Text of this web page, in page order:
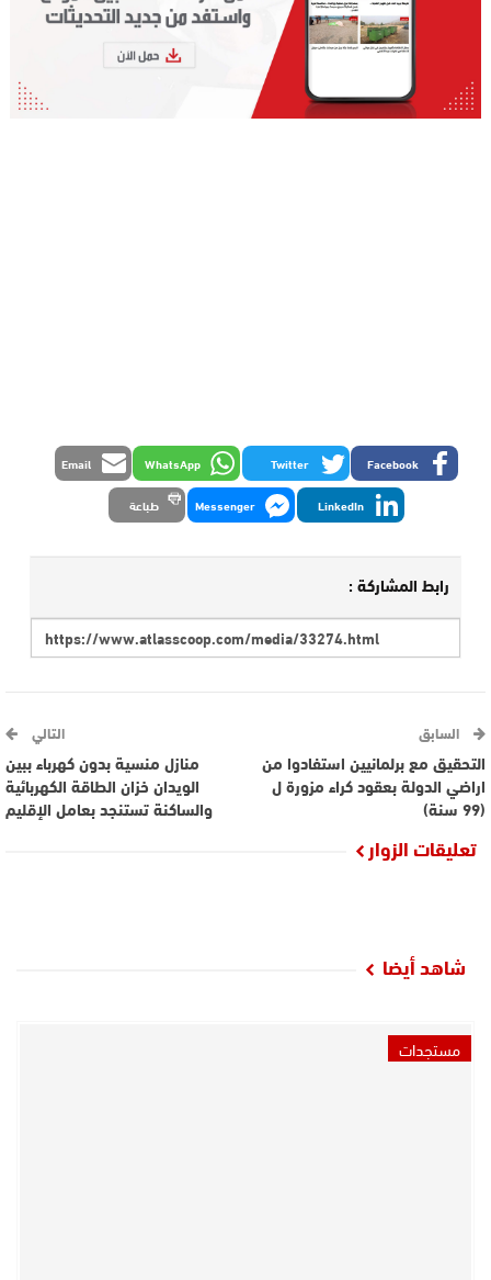
Facebook
Twitter
WhatsApp
Email
LinkedIn
Messenger طباعة
رابط المشاركة :
السابق
التحقيق مع برلمانيين استفادوا من
اراضي الدولة بعقود كراء مزورة ل
(99 سنة)
التالي
منازل منسية بدون كهرباء ببين
الويدان خزان الطاقة الكهربائية
والساكنة تستنجد بعامل الإقليم
تعليقات الزوار
شاهد أيضا
مستجدات